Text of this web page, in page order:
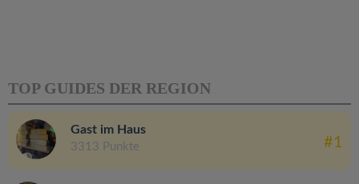
TOP GUIDES DER REGION
Gast im Haus
3313 Punkte #1